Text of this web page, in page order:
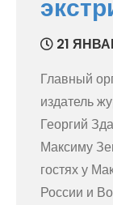
21
Главный
издатель
Георгий
Максиму
гостях у
России и